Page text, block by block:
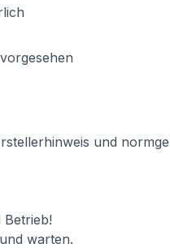
und
warten.